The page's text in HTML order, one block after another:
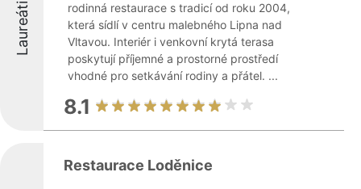
Laureáti
rodinná restaurace s tradicí od roku 2004,
která sídlí v centru malebného Lipna nad
Vltavou. Interiér i venkovní krytá terasa
poskytují příjemné a prostorné prostředí
vhodné pro setkávání rodiny a přátel. ...
8.1
Restaurace Loděnice